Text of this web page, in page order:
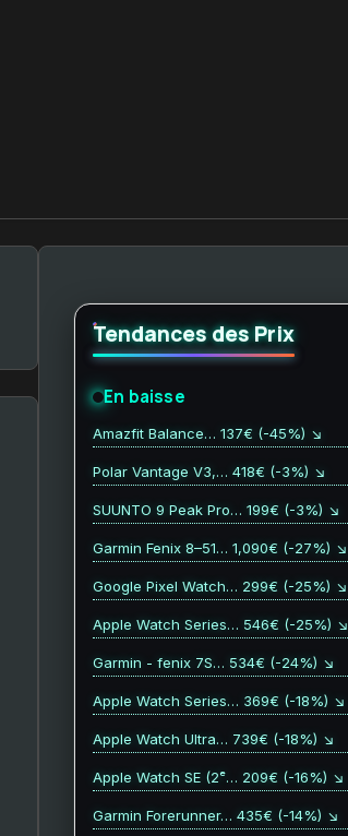
Tendances des Prix
En baisse
Amazfit Balance… 137€ (-45%) ↘
Polar Vantage V3,… 418€ (-3%) ↘
SUUNTO 9 Peak Pro… 199€ (-3%) ↘
Garmin Fenix 8–51… 1,090€ (-27%) ↘
Google Pixel Watch… 299€ (-25%) ↘
Apple Watch Series… 546€ (-25%) ↘
Garmin - fenix 7S… 534€ (-24%) ↘
Apple Watch Series… 369€ (-18%) ↘
Apple Watch Ultra… 739€ (-18%) ↘
Apple Watch SE (2ᵉ… 209€ (-16%) ↘
Garmin Forerunner… 435€ (-14%) ↘